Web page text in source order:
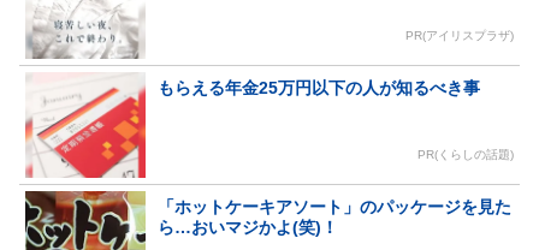
PR(アイリスプラザ)
もらえる年金25万円以下の人が知るべき事
PR(くらしの話題)
「ホットケーキアソート」のパッケージを見た
ら…おいマジかよ(笑)！